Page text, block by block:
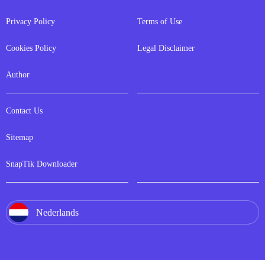
Privacy Policy
Cookies Policy
Author
Terms of Use
Legal Disclaimer
Contact Us
Sitemap
SnapTik Downloader
Nederlands